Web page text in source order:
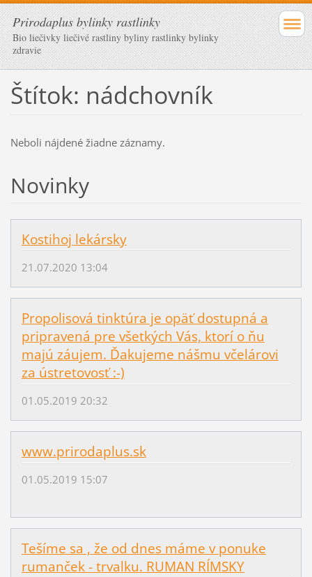
Prirodaplus bylinky rastlinky
Bio liečivky liečivé rastliny byliny rastlinky bylinky
zdravie
Štítok: nádchovník
Neboli nájdené žiadne záznamy.
Novinky
Kostihoj lekársky
21.07.2020 13:04
Propolisová tinktúra je opäť dostupná a
pripravená pre všetkých Vás, ktorí o ňu
majú záujem. Ďakujeme nášmu včelárovi
za ústretovosť :-)
01.05.2019 20:32
www.prirodaplus.sk
01.05.2019 15:07
Tešíme sa , že od dnes máme v ponuke
rumanček - trvalku. RUMAN RÍMSKY